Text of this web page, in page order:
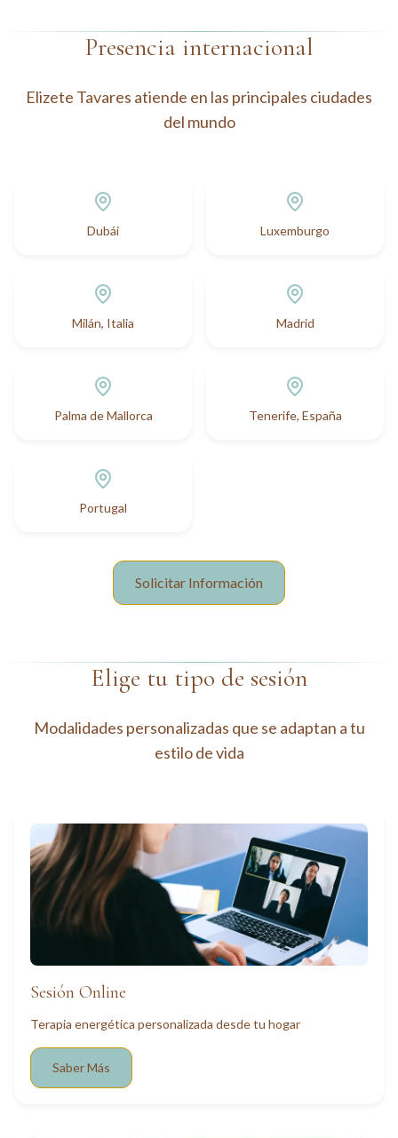
Presencia internacional
Elizete Tavares atiende en las principales ciudades
del mundo
Dubái Luxemburgo
Milán, Italia Madrid
Palma de Mallorca Tenerife, España
Portugal
Solicitar Información
Elige tu tipo de sesión
Modalidades personalizadas que se adaptan a tu
estilo de vida
Sesión Online
Terapia energética personalizada desde tu hogar
Saber Más